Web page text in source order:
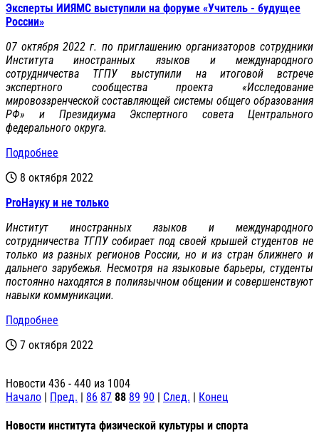
Эксперты ИИЯМС выступили на форуме «Учитель - будущее
России»
07 октября 2022 г. по приглашению организаторов сотрудники
Института иностранных языков и международного
сотрудничества ТГПУ выступили на итоговой встрече
экспертного сообщества проекта «Исследование
мировоззренческой составляющей системы общего образования
РФ» и Президиума Экспертного совета Центрального
федерального округа.
Подробнее
8 октября 2022
ProНауку и не только
Институт иностранных языков и международного
сотрудничества ТГПУ собирает под своей крышей студентов не
только из разных регионов России, но и из стран ближнего и
дальнего зарубежья. Несмотря на языковые барьеры, студенты
постоянно находятся в полиязычном общении и совершенствуют
навыки коммуникации.
Подробнее
7 октября 2022
Новости 436 - 440 из 1004
Начало | Пред. | 86 87 88 89 90 | След. | Конец
Новости института физической культуры и спорта